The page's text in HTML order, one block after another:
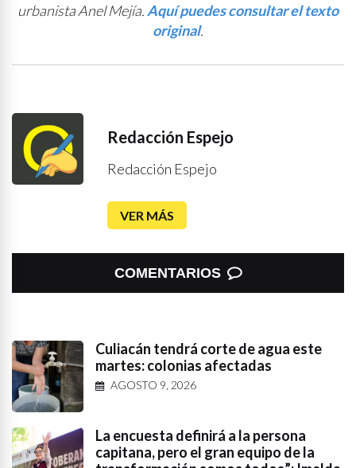
urbanista Anel Mejía. Aquí puedes consultar el texto
original.
Redacción Espejo
Redacción Espejo
VER MÁS
COMENTARIOS
Culiacán tendrá corte de agua este
martes: colonias afectadas
AGOSTO 9, 2026
La encuesta definirá a la persona
capitana, pero el gran equipo de la